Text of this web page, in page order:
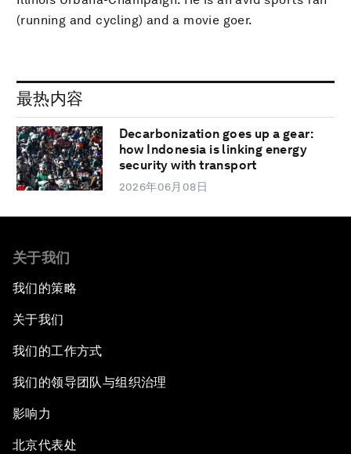
(running and cycling) and a movie goer.
最热内容
Decarbonization goes up a gear:
how Indonesia is linking energy
security with transport
2026年06月08日
关于我们
我们的策略
关于我们
我们的工作方式
我们的领导团队与组织治理
影响力
北京代表处